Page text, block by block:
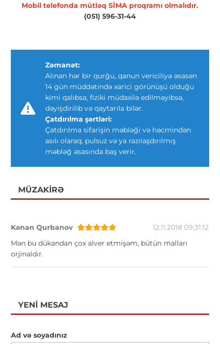
Mobil telefonda mütləq SİMA proqramı olmalıdır.
(051) 596-31-44
Zəmanət:
Alınan hər bir qurğu, qanun vericiliyə əsasən
14 gün müddətində xarici görünüşü olduğu
kimi qalıbsa, fiziki müdaxilə edilməyibsə,
dəyişdirilib və qaytarıla bilər.
Çatdırılma şərtləri:
Çatdırılma sifarişin məbləği və həcmindən
asılı olaraq, pulsuz və ya razılaşdırılmış
məbləğ əsasında baş verir.
MÜZAKIRƏ
Kənan Qurbanov
12.11.2018 09:31:12
Mən bu dükandan çox alver etmişəm, bütün malları
orjinaldır.
YENI MESAJ
Ad və soyadınız